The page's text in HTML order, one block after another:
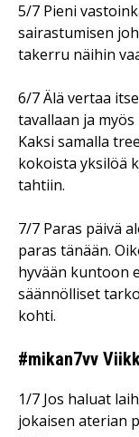
5/7 Pieni
sairastumisen
takerru näihin
6/7 Älä vertaa
tavallaan ja
Kaksi samalla
kokoista yksilöä
tahtiin.
7/7 Paras päivä
paras tänään.
hyvään kuntoon
säännölliset
kohti.
#mikan7vv
1/7 Jos haluat
jokaisen aterian